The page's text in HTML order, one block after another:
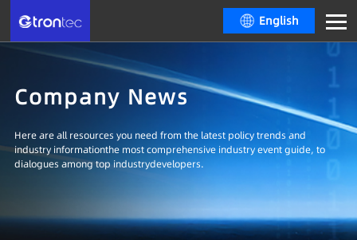
English
Company News
Here are all resources you need from the latest policy trends and
industry informationthe most comprehensive industry event guide, to
dialogues among top industrydevelopers.